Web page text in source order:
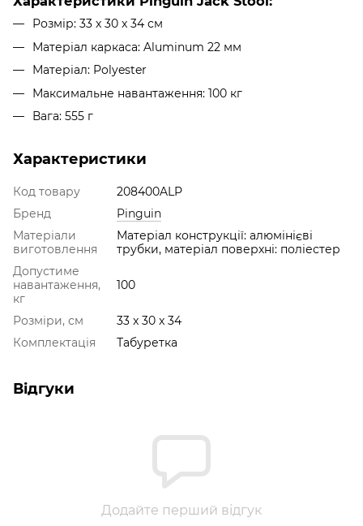
Розмір: 33 x 30 x 34 см
Матеріал каркаса: Aluminum 22 мм
Матеріал: Polyester
Максимальне навантаження: 100 кг
Вага: 555 г
Характеристики
Код товару
208400ALP
Бренд
Pinguin
Матеріали
виготовлення
Матеріал конструкції: алюмінієві
трубки, матеріал поверхні: поліестер
Допустиме
навантаження,
кг
100
Розміри, см
33 x 30 x 34
Комплектація
Табуретка
Відгуки
Додайте перший відгук